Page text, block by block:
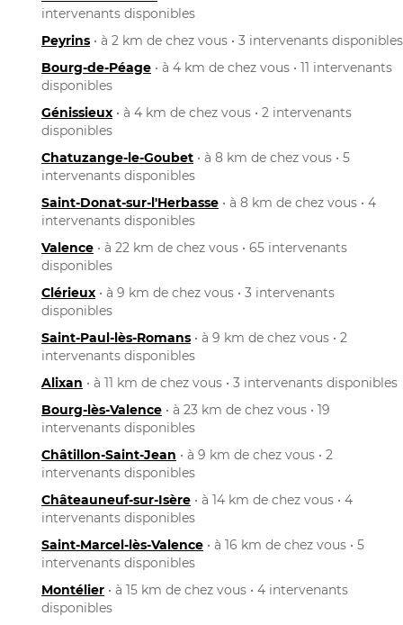
intervenants disponibles
Peyrins • à 2 km de chez vous • 3 intervenants disponibles
Bourg-de-Péage • à 4 km de chez vous • 11 intervenants
disponibles
Génissieux • à 4 km de chez vous • 2 intervenants
disponibles
Chatuzange-le-Goubet • à 8 km de chez vous • 5
intervenants disponibles
Saint-Donat-sur-l'Herbasse • à 8 km de chez vous • 4
intervenants disponibles
Valence • à 22 km de chez vous • 65 intervenants
disponibles
Clérieux • à 9 km de chez vous • 3 intervenants
disponibles
Saint-Paul-lès-Romans • à 9 km de chez vous • 2
intervenants disponibles
Alixan • à 11 km de chez vous • 3 intervenants disponibles
Bourg-lès-Valence • à 23 km de chez vous • 19
intervenants disponibles
Châtillon-Saint-Jean • à 9 km de chez vous • 2
intervenants disponibles
Châteauneuf-sur-Isère • à 14 km de chez vous • 4
intervenants disponibles
Saint-Marcel-lès-Valence • à 16 km de chez vous • 5
intervenants disponibles
Montélier • à 15 km de chez vous • 4 intervenants
disponibles